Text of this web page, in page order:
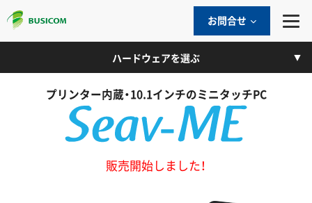
お問合せ
ハードウェアを選ぶ
プリンター内蔵・10.1インチのミニタッチPC
販売開始しました！